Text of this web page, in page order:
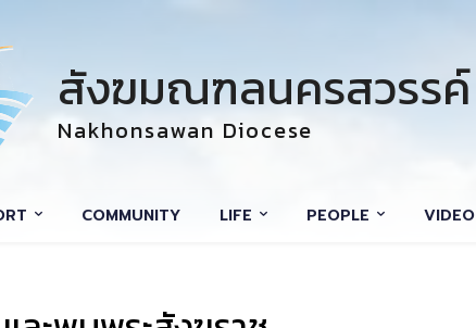
สังฆมณฑลนครสวรรค์
Nakhonsawan Diocese
COMMUNITY LIFE PEOPLE VIDEO